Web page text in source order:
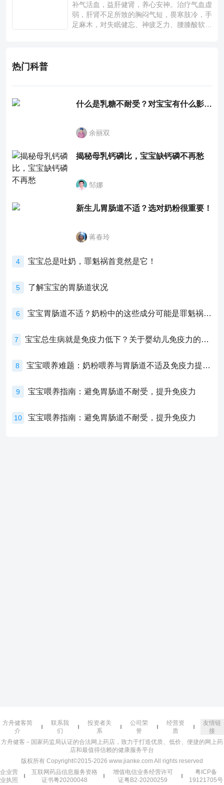
补气活血，益肝健肾，养心安神。治疗气血虚
弱，肝肾不足所致的胸闷气短，畏寒肢冷，手
足麻木，对失眠健忘、神疲乏力、腰膝酸软也
热门科普
什么是乳糖不耐受？对宝宝有什么影响？
余丽双
揭秘母乳钙磷比，宝宝缺钙磷不再愁
邹娜
新生儿胃肠道不适？选对奶粉很重要！
蒋春玲
4 宝宝总是吐奶，罪魁祸首竟然是它！
5 了解宝宝的胃肠道状况
6 宝宝胃肠道不适？奶粉中的这些成分可能是罪魁祸首！
7 宝宝总生病就是免疫力低下？关于婴幼儿免疫力的真相，家长必须了解！
8 宝宝喂养难题：奶粉喂养与胃肠道不适及免疫力提升的奥秘
9 宝宝喂养指南：避免胃肠道不耐受，提升免疫力
10 宝宝喂养指南：避免胃肠道不耐受，提升免疫力
方舟健客简
介
联系我
们
投资者关
系
公司荣
誉
经营资
质
友情链
接
方舟健客－国家药监局认证的合法网上药店，致力于打造优质、低价、便捷的网上药
店和最值得信赖的健康服务平台
版权所有 Copyright©2015-2026 www.jianke.com All rights reserved
企业营
业执照
互联网药品信息服务资格
证书粤20200048
增值电信业务经营许可
证粤B2-20200259
粤ICP备
19121705号